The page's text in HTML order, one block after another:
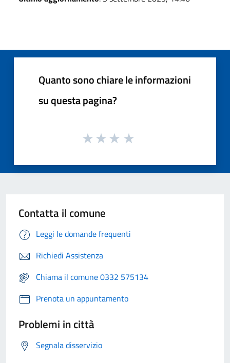
Quanto sono chiare le informazioni
su questa pagina?
Contatta il comune
Leggi le domande frequenti
Richiedi Assistenza
Chiama il comune 0332 575134
Prenota un appuntamento
Problemi in città
Segnala disservizio